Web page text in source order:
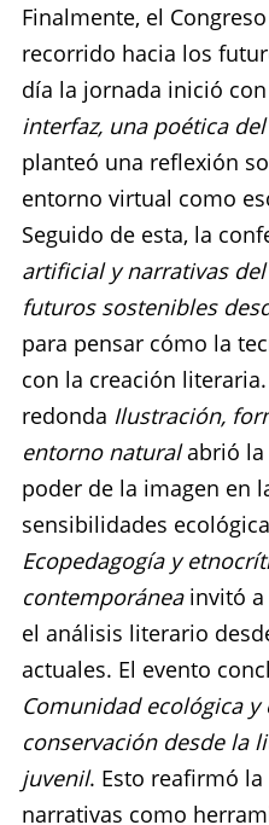
Finalmente, el
recorrido hacia los
día la jornada inició
interfaz, una poética
planteó una reflexión
entorno virtual como
Seguido de esta, la
artificial y narrativas
futuros sostenibles
para pensar cómo la
con la creación
redonda Ilustración,
entorno naturalabrió la
poder de la imagen en
sensibilidades
Ecopedagogía y
contemporáneainvitó a
el análisis literario
actuales. El evento
Comunidad ecológica y
conservación desde la
juvenil. Esto reafirmó
narrativas como